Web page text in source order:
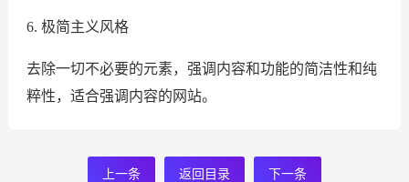
6. 极简主义风格
去除一切不必要的元素，强调内容和功能的简洁性和纯
粹性，适合强调内容的网站。
上一条 返回目录 下一条